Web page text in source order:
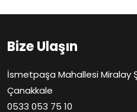
Bize Ulaşın
İsmetpaşa Mahallesi Miralay
Çanakkale
0533 053 75 10